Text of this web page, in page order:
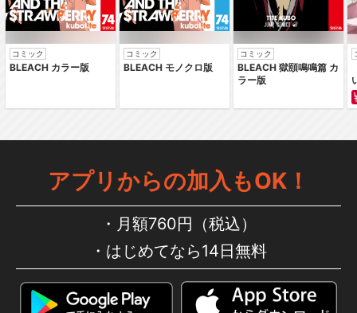
コミック
BLEACH カラー版
コミック
BLEACH モノクロ版
コミック
BLEACH 獄頤鳴鳴篇 カ
ラー版
アプリからの加入もOK！
月額760円（税込）
はじめてなら14日無料